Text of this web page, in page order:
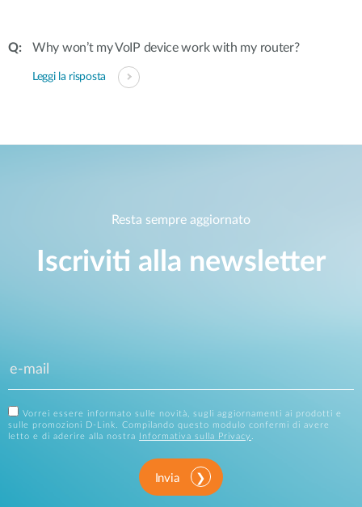
Why won’t my VoIP device work with my router?
Leggi la risposta
Resta sempre aggiornato
Iscriviti alla newsletter
Vorrei essere informato sulle novità, sugli aggiornamenti ai prodotti e
sulle promozioni D-Link. Compilando questo modulo confermi di avere
letto e di aderire alla nostra
Informativa sulla Privacy .
Invia